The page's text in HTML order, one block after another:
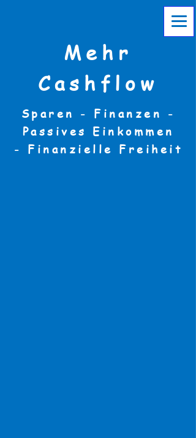
Mehr
Cashflow
Sparen - Finanzen -
Passives Einkommen
- Finanzielle Freiheit